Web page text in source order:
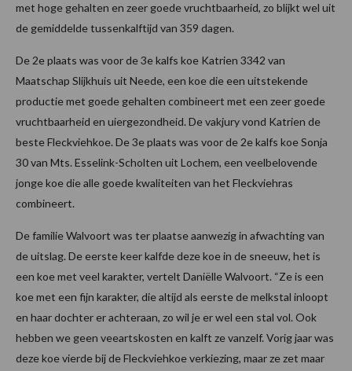
met hoge gehalten en zeer goede vruchtbaarheid, zo blijkt wel uit
de gemiddelde tussenkalftijd van 359 dagen.
De 2e plaats was voor de 3e kalfs koe Katrien 3342 van
Maatschap Slijkhuis uit Neede, een koe die een uitstekende
productie met goede gehalten combineert met een zeer goede
vruchtbaarheid en uiergezondheid. De vakjury vond Katrien de
beste Fleckviehkoe. De 3e plaats was voor de 2e kalfs koe Sonja
30 van Mts. Esselink-Scholten uit Lochem, een veelbelovende
jonge koe die alle goede kwaliteiten van het Fleckviehras
combineert.
De familie Walvoort was ter plaatse aanwezig in afwachting van
de uitslag. De eerste keer kalfde deze koe in de sneeuw, het is
een koe met veel karakter, vertelt Daniëlle Walvoort. “Ze is een
koe met een fijn karakter, die altijd als eerste de melkstal inloopt
en haar dochter er achteraan, zo wil je er wel een stal vol. Ook
hebben we geen veeartskosten en kalft ze vanzelf. Vorig jaar was
deze koe vierde bij de Fleckviehkoe verkiezing, maar ze zet maar